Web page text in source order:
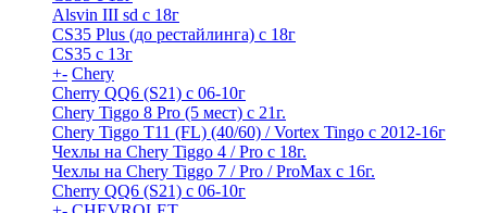
Alsvin III sd с 18г
CS35 Plus (до рестайлинга) с 18г
CS35 с 13г
+- Chery
Cherry QQ6 (S21) с 06-10г
Chery Tiggo 8 Pro (5 мест) с 21г.
Chery Tiggo T11 (FL) (40/60) / Vortex Tingo с 2012-16г
Чехлы на Chery Tiggo 4 / Pro с 18г.
Чехлы на Chery Tiggo 7 / Pro / ProMax с 16г.
Cherry QQ6 (S21) с 06-10г